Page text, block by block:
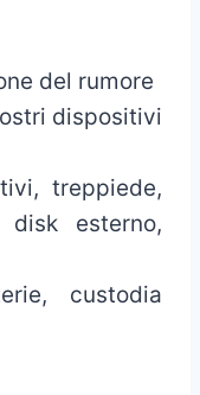
del rumore
dispositivi
treppiede,
esterno,
custodia